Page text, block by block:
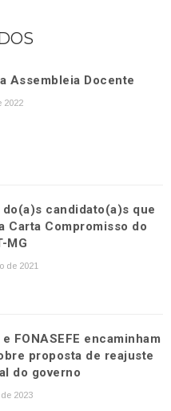
Assembleia Docente
2022
do(a)s candidato(a)s que
Carta Compromisso do
MG
de 2021
FONASEFE encaminham
proposta de reajuste
do governo
2023